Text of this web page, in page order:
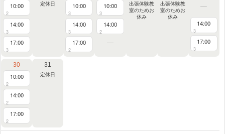
10:00
2
14:00
3
17:00
3
定休日 10:00
3
14:00
3
17:00
2
10:00
3
14:00
2
出張体験教
室のためお
休み
出張体験教
室のためお
休み
14:00
3
17:00
3
30
10:00
2
14:00
2
17:00
2
31
定休日